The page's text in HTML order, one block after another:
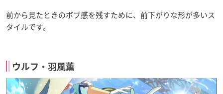
前から見たときのボブ感を残すために、前下がりな形が多いス
タイルです。
ウルフ・羽風薫